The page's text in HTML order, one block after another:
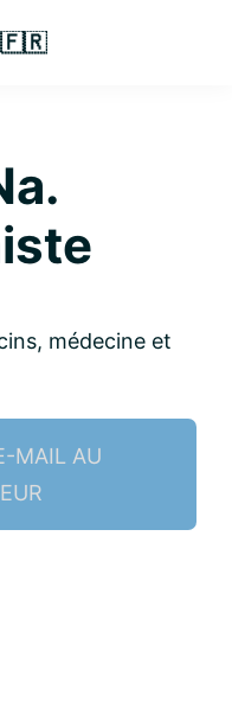
🇫🇷
médecine et
MAIL AU